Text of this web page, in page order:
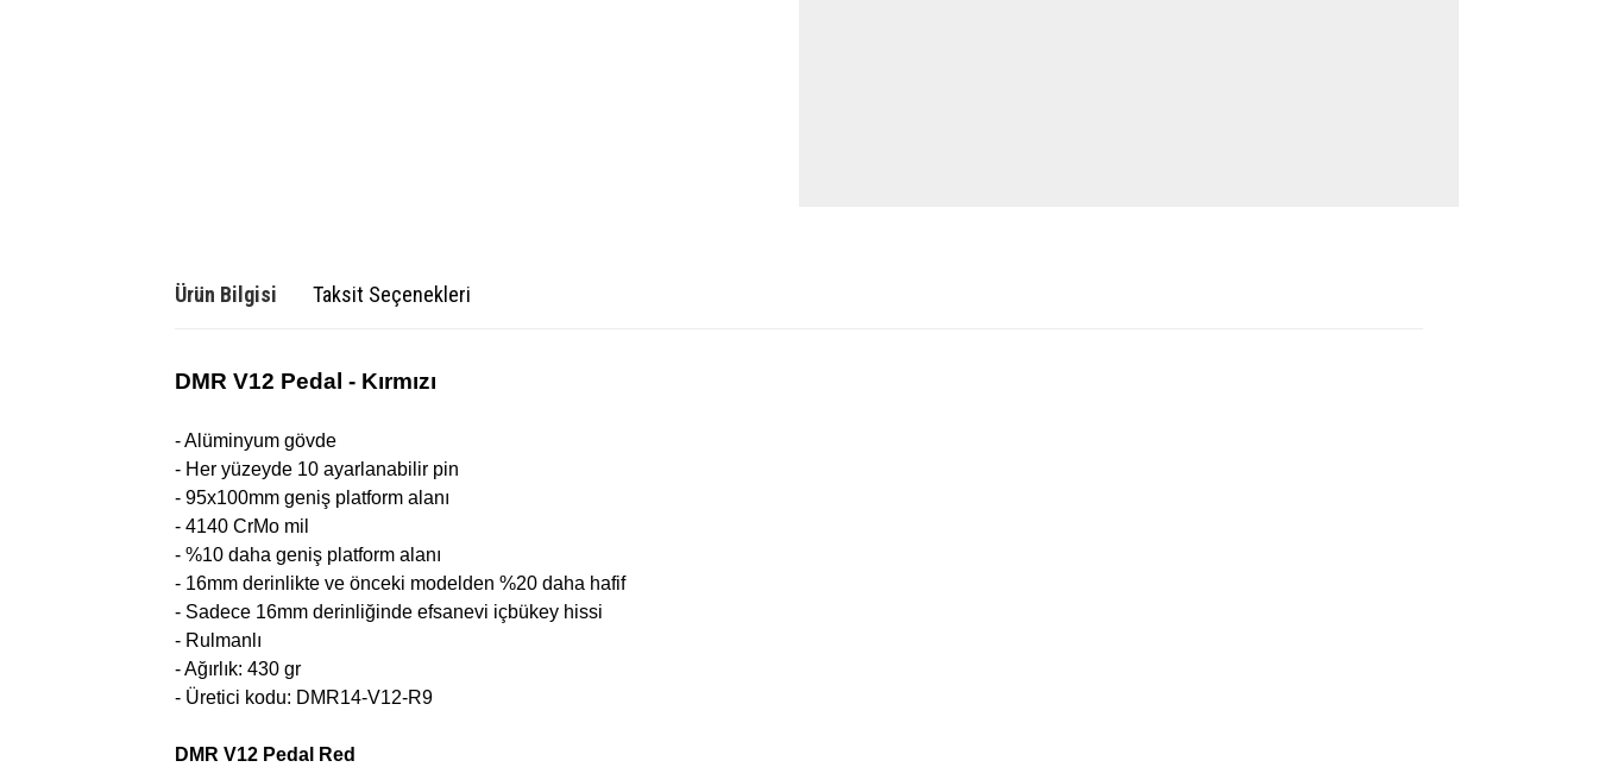
Ürün Bilgisi Taksit Seçenekleri
DMR V12 Pedal - Kırmızı
- Alüminyum gövde
- Her yüzeyde 10 ayarlanabilir pin
- 95x100mm geniş platform alanı
- 4140 CrMo mil
- %10 daha geniş platform alanı
- 16mm derinlikte ve önceki modelden %20 daha hafif
- Sadece 16mm derinliğinde efsanevi içbükey hissi
- Rulmanlı
- Ağırlık: 430 gr
- Üretici kodu: DMR14-V12-R9
DMR V12 Pedal Red